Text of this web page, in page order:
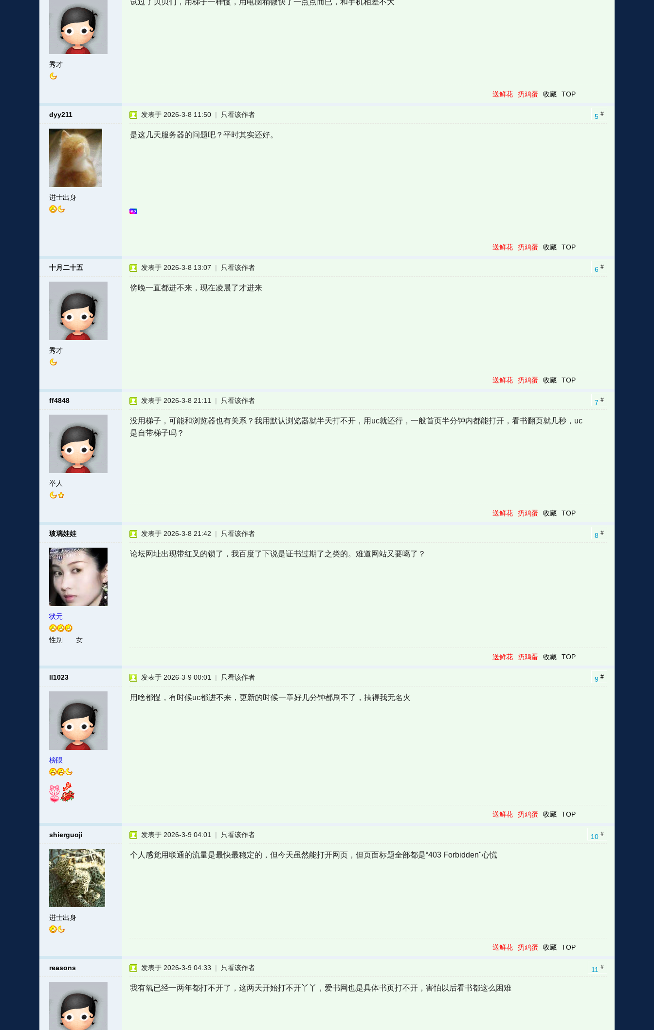
秀才
试过了贝贝们，用梯子一样慢，用电脑稍微快了一点点而已，和手机相差不大
送鲜花 扔鸡蛋 收藏 TOP
dyy211
进士出身
5 #
发表于 2026-3-8 11:50 | 只看该作者
是这几天服务器的问题吧？平时其实还好。
送鲜花 扔鸡蛋 收藏 TOP
十月二十五
秀才
6 #
发表于 2026-3-8 13:07 | 只看该作者
傍晚一直都进不来，现在凌晨了才进来
送鲜花 扔鸡蛋 收藏 TOP
ff4848
举人
7 #
发表于 2026-3-8 21:11 | 只看该作者
没用梯子，可能和浏览器也有关系？我用默认浏览器就半天打不开，用uc就还行，一般首页半分钟内都能打开，看书翻页就几秒，uc
是自带梯子吗？
送鲜花 扔鸡蛋 收藏 TOP
玻璃娃娃
状元
性别 女
8 #
发表于 2026-3-8 21:42 | 只看该作者
论坛网址出现带红叉的锁了，我百度了下说是证书过期了之类的。难道网站又要噶了？
送鲜花 扔鸡蛋 收藏 TOP
ll1023
榜眼
9 #
发表于 2026-3-9 00:01 | 只看该作者
用啥都慢，有时候uc都进不来，更新的时候一章好几分钟都刷不了，搞得我无名火
送鲜花 扔鸡蛋 收藏 TOP
shierguoji
进士出身
10 #
发表于 2026-3-9 04:01 | 只看该作者
个人感觉用联通的流量是最快最稳定的，但今天虽然能打开网页，但页面标题全部都是“403 Forbidden"心慌
送鲜花 扔鸡蛋 收藏 TOP
reasons 11 #
发表于 2026-3-9 04:33 | 只看该作者
我有氧已经一两年都打不开了，这两天开始打不开丫丫，爱书网也是具体书页打不开，害怕以后看书都这么困难